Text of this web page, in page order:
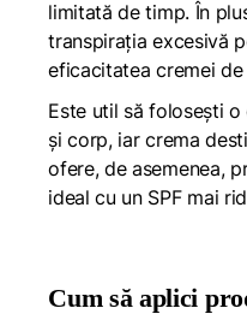
limitată de timp. În
transpirația excesivă
eficacitatea cremei
Este util să folosești
și corp, iar crema
ofere, de asemenea,
ideal cu un SPF mai
Cum să aplici